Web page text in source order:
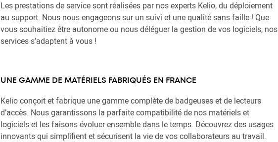
Les prestations de service sont réalisées par nos experts Kelio, du déploiement
au support. Nous nous engageons sur un suivi et une qualité sans faille ! Que
vous souhaitiez être autonome ou nous déléguer la gestion de vos logiciels, nos
services s’adaptent à vous !
UNE GAMME DE MATÉRIELS FABRIQUÉS EN FRANCE
Kelio conçoit et fabrique une gamme complète de badgeuses et de lecteurs
d’accès. Nous garantissons la parfaite compatibilité de nos matériels et
logiciels et les faisons évoluer ensemble dans le temps. Découvrez des usages
innovants qui simplifient et sécurisent la vie de vos collaborateurs au travail.